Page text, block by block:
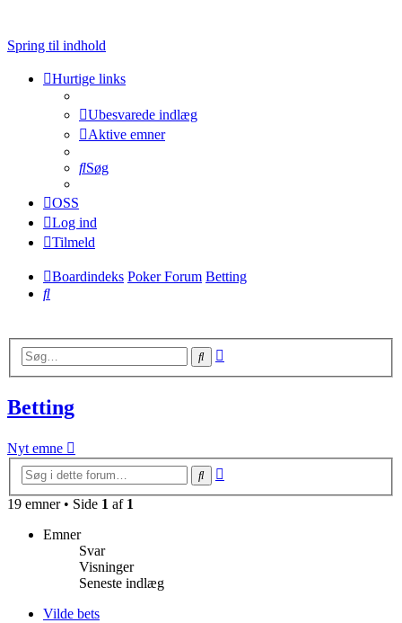
Spring til indhold
Hurtige links
Ubesvarede indlæg
Aktive emner
Søg
OSS
Log ind
Tilmeld
Boardindeks Poker Forum Betting
Søg
Søg
Betting
Nyt emne
Søg
19 emner • Side 1 af 1
Emner
Svar
Visninger
Seneste indlæg
Vilde bets